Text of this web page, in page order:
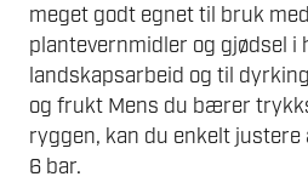
meget godt egnet til bruk
plantevernmidler og gjødsel i
landskapsarbeid og til
og frukt Mens du bærer
ryggen, kan du enkelt
6 bar.